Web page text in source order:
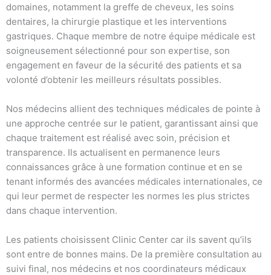
domaines, notamment la greffe de cheveux, les soins
dentaires, la chirurgie plastique et les interventions
gastriques. Chaque membre de notre équipe médicale est
soigneusement sélectionné pour son expertise, son
engagement en faveur de la sécurité des patients et sa
volonté d’obtenir les meilleurs résultats possibles.
Nos médecins allient des techniques médicales de pointe à
une approche centrée sur le patient, garantissant ainsi que
chaque traitement est réalisé avec soin, précision et
transparence. Ils actualisent en permanence leurs
connaissances grâce à une formation continue et en se
tenant informés des avancées médicales internationales, ce
qui leur permet de respecter les normes les plus strictes
dans chaque intervention.
Les patients choisissent Clinic Center car ils savent qu’ils
sont entre de bonnes mains. De la première consultation au
suivi final, nos médecins et nos coordinateurs médicaux